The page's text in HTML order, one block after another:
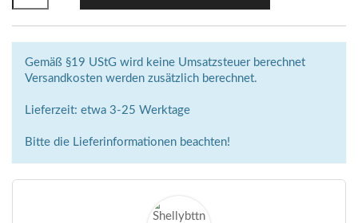
Gemäß §19 UStG wird keine Umsatzsteuer berechnet
Versandkosten werden zusätzlich berechnet.
Lieferzeit: etwa 3-25 Werktage
Bitte die Lieferinformationen beachten!